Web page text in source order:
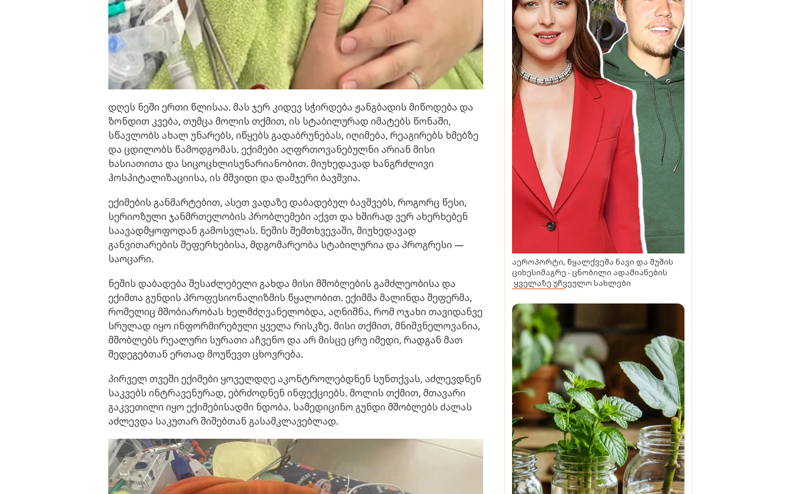
დღეს ნეში ერთი წლისაა. მას ჯერ კიდევ სჭირდება ჟანგბადის მიწოდება და
ზონდით კვება, თუმცა მოლის თქმით, ის სტაბილურად იმატებს წონაში,
სწავლობს ახალ უნარებს, იწყებს გადაბრუნებას, იღიმება, რეაგირებს ხმებზე
და ცდილობს წამოდგომას. ექიმები აღფრთოვანებულნი არიან მისი
ხასიათითა და სიცოცხლისუნარიანობით. მიუხედავად ხანგრძლივი
ჰოსპიტალიზაციისა, ის მშვიდი და დამჯერი ბავშვია.
ექიმების განმარტებით, ასეთ ვადაზე დაბადებულ ბავშვებს, როგორც წესი,
სერიოზული ჯანმრთელობის პრობლემები აქვთ და ხშირად ვერ ახერხებენ
საავადმყოფოდან გამოსვლას. ნეშის შემთხვევაში, მიუხედავად
განვითარების შეფერხებისა, მდგომარეობა სტაბილურია და პროგრესი —
საოცარი.
ნეშის დაბადება შესაძლებელი გახდა მისი მშობლების გამძლეობისა და
ექიმთა გუნდის პროფესიონალიზმის წყალობით. ექიმმა მალინდა შეფერმა,
რომელიც მშობიარობას ხელმძღვანელობდა, აღნიშნა, რომ ოჯახი თავიდანვე
სრულად იყო ინფორმირებული ყველა რისკზე. მისი თქმით, მნიშვნელოვანია,
მშობლებს რეალური სურათი აჩვენო და არ მისცე ცრუ იმედი, რადგან მათ
შედეგებთან ერთად მოუწევთ ცხოვრება.
პირველ თვეში ექიმები ყოველდღე აკონტროლებდნენ სუნთქვას, აძლევდნენ
საკვებს ინტრავენურად, ებრძოდნენ ინფექციებს. მოლის თქმით, მთავარი
გაკვეთილი იყო ექიმებისადმი ნდობა. სამედიცინო გუნდი მშობლებს ძალას
აძლევდა საკუთარ შიშებთან გასამკლავებლად.
აეროპორტი, წყალქვეშა ნავი და შუშის
ციხესიმაგრე - ცნობილი ადამიანების
ყველაზე უჩვეულო სახლები